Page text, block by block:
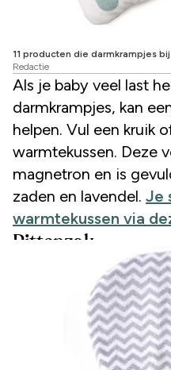
11 producten die darmkrampjes
Redactie
Als je baby veel last
darmkrampjes, kan
helpen. Vul een kruik
warmtekussen. Deze
magnetron en is
zaden en lavendel. Je
warmtekussen via
Pittenzak